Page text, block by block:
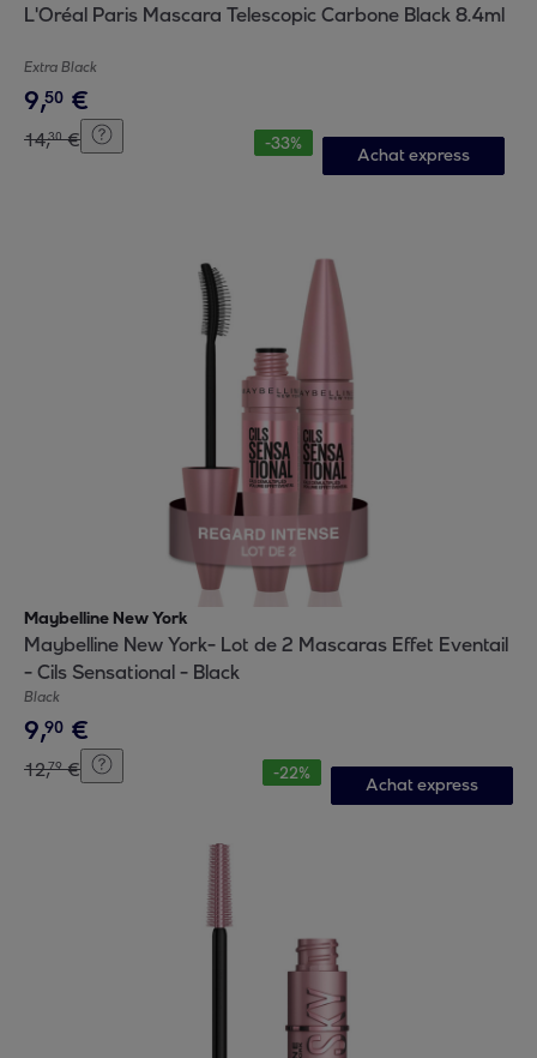
L'Oréal Paris Mascara Telescopic Carbone Black 8.4ml
Extra Black
9,50 €
14,30 € -33%
Achat express
Maybelline New York
Maybelline New York- Lot de 2 Mascaras Effet Eventail
- Cils Sensational - Black
Black
9,90 €
12,79 € -22%
Achat express